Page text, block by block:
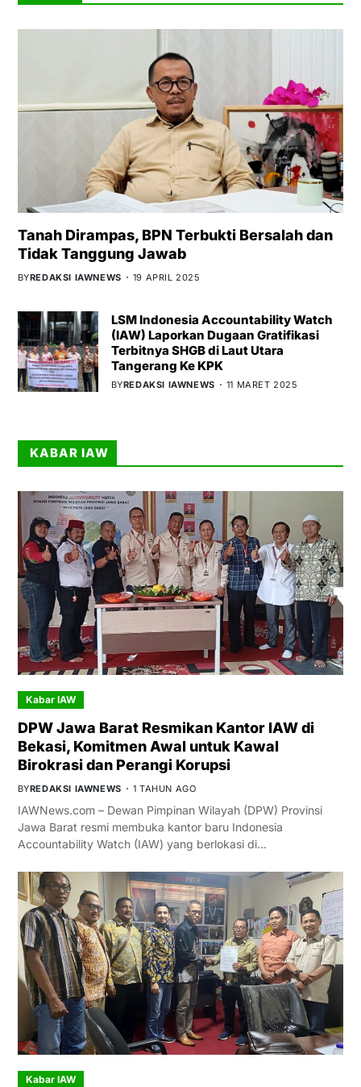
Tanah Dirampas, BPN Terbukti Bersalah dan
Tidak Tanggung Jawab
BYREDAKSI IAWNEWS 19 APRIL 2025
LSM Indonesia Accountability Watch
(IAW) Laporkan Dugaan Gratifikasi
Terbitnya SHGB di Laut Utara
Tangerang Ke KPK
BYREDAKSI IAWNEWS 11 MARET 2025
KABAR IAW
Kabar IAW
DPW Jawa Barat Resmikan Kantor IAW di
Bekasi, Komitmen Awal untuk Kawal
Birokrasi dan Perangi Korupsi
BYREDAKSI IAWNEWS 1 TAHUN AGO
IAWNews.com – Dewan Pimpinan Wilayah (DPW) Provinsi
Jawa Barat resmi membuka kantor baru Indonesia
Accountability Watch (IAW) yang berlokasi di…
Kabar IAW